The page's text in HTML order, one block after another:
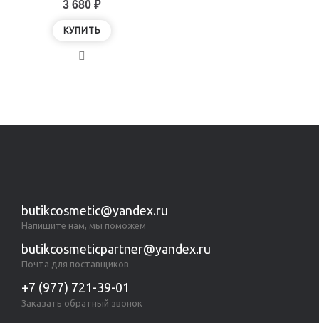
3 680 ₽
КУПИТЬ
butikcosmetic@yandex.ru
Напишите нам, мы поможем
butikcosmeticpartner@yandex.ru
Почта для поставщиков
+7 (977) 721-39-01
Заказать обратный звонок